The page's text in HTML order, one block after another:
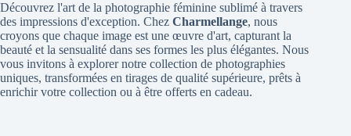
Découvrez l'art de la photographie féminine sublimé à travers
des impressions d'exception. Chez Charmellange, nous
croyons que chaque image est une œuvre d'art, capturant la
beauté et la sensualité dans ses formes les plus élégantes. Nous
vous invitons à explorer notre collection de photographies
uniques, transformées en tirages de qualité supérieure, prêts à
enrichir votre collection ou à être offerts en cadeau.